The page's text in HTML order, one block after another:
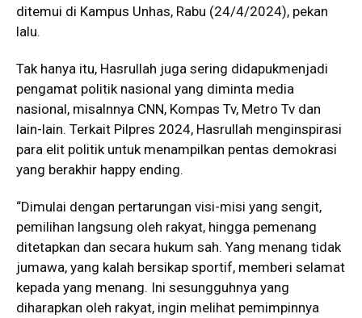
ditemui di Kampus Unhas, Rabu (24/4/2024), pekan
lalu.
Tak hanya itu, Hasrullah juga sering didapukmenjadi
pengamat politik nasional yang diminta media
nasional, misalnnya CNN, Kompas Tv, Metro Tv dan
lain-lain. Terkait Pilpres 2024, Hasrullah menginspirasi
para elit politik untuk menampilkan pentas demokrasi
yang berakhir happy ending.
“Dimulai dengan pertarungan visi-misi yang sengit,
pemilihan langsung oleh rakyat, hingga pemenang
ditetapkan dan secara hukum sah. Yang menang tidak
jumawa, yang kalah bersikap sportif, memberi selamat
kepada yang menang. Ini sesungguhnya yang
diharapkan oleh rakyat, ingin melihat pemimpinnya